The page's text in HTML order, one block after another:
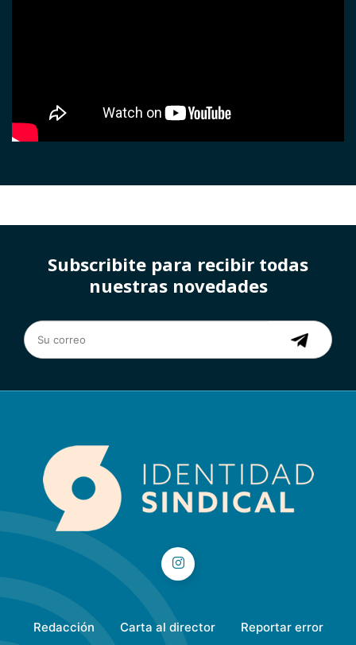
Subscribite para recibir todas
nuestras novedades
Redacción Carta al director Reportar error